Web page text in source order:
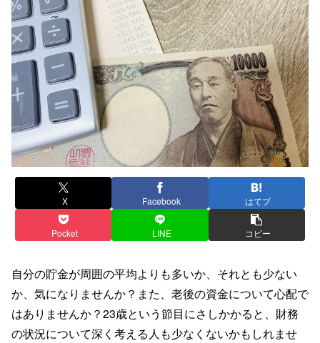
X Facebook はてブ
Pocket LINE コピー
自分の貯金が周囲の平均よりも多いか、それとも少ない
か、気になりませんか？また、老後の資金について心配で
はありませんか？23歳という節目にさしかかると、財務
の状況について深く考える人も少なくないかもしれませ